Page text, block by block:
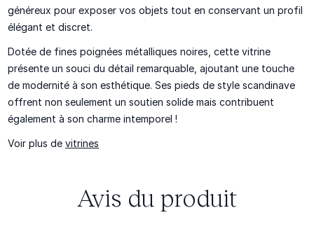
généreux pour exposer vos objets tout en conservant un profil
élégant et discret.
Dotée de fines poignées métalliques noires, cette vitrine
présente un souci du détail remarquable, ajoutant une touche
de modernité à son esthétique. Ses pieds de style scandinave
offrent non seulement un soutien solide mais contribuent
également à son charme intemporel !
Voir plus devitrines
Avis du produit